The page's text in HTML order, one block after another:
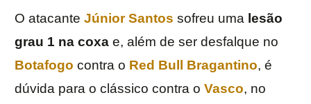
O atacante Júnior Santos sofreu uma lesão
grau 1 na coxa e, além de ser desfalque no
Botafogo contra o Red Bull Bragantino, é
dúvida para o clássico contra o Vasco, no